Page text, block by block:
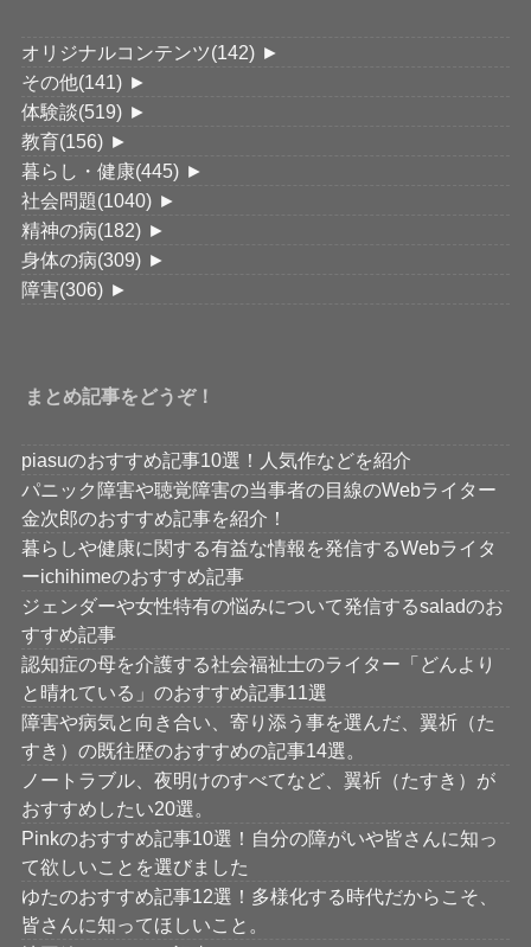
オリジナルコンテンツ(142) ►
その他(141) ►
体験談(519) ►
教育(156) ►
暮らし・健康(445) ►
社会問題(1040) ►
精神の病(182) ►
身体の病(309) ►
障害(306) ►
まとめ記事をどうぞ！
piasuのおすすめ記事10選！人気作などを紹介
パニック障害や聴覚障害の当事者の目線のWebライター
金次郎のおすすめ記事を紹介！
暮らしや健康に関する有益な情報を発信するWebライタ
ーichihimeのおすすめ記事
ジェンダーや女性特有の悩みについて発信するsaladのお
すすめ記事
認知症の母を介護する社会福祉士のライター「どんより
と晴れている」のおすすめ記事11選
障害や病気と向き合い、寄り添う事を選んだ、翼祈（た
すき）の既往歴のおすすめの記事14選。
ノートラブル、夜明けのすべてなど、翼祈（たすき）が
おすすめしたい20選。
Pinkのおすすめ記事10選！自分の障がいや皆さんに知っ
て欲しいことを選びました
ゆたのおすすめ記事12選！多様化する時代だからこそ、
皆さんに知ってほしいこと。